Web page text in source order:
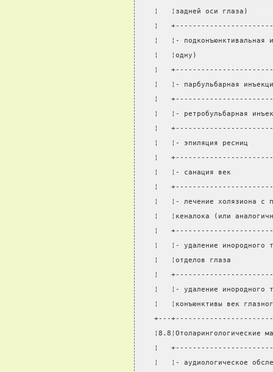
¦   ¦задней оси
¦
¦   ¦-
¦   ¦одну)
¦
¦   ¦- парбульбарная
¦
¦   ¦- ретробульбарная
¦
¦   ¦- эпиляция ресниц
¦
¦   ¦- санация век
¦
¦   ¦- лечение холязиона с
¦   ¦кеналока (или
¦
¦   ¦- удаление
¦   ¦отделов глаза
¦
¦   ¦- удаление
¦   ¦конъюнктивы век
+---
¦
¦   ¦- аудиологическое